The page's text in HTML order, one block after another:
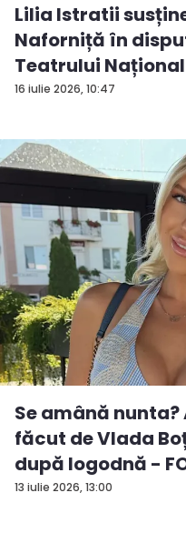
16 iulie 2026, 10:47
Lilia Istratii
Naforniță în
Teatrului Național
13 iulie 2026, 13:00
Se amână
făcut de Vlada
după logodnă -